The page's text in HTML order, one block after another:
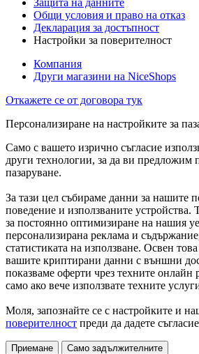
Общи условия и право на отказ
Декларация за достъпност
Настройки за поверителност
Компания
Други магазини на NiceShops
Откажете се от договора тук
Персонализиране на настройките за
Само с вашето изрично съгласие
други технологии, за да ви предложим
пазаруване.
За тази цел събираме данни за нашите
поведение и използваните устройства.
за постоянно оптимизиране на нашия
персонализирана реклама и
статистиката на използване. Освен
вашите криптирани данни с външни
показваме оферти чрез техните
само ако вече използвате техните
Моля, запознайте се с настройките и
поверителност преди да дадете
Приемане
Само задължителните